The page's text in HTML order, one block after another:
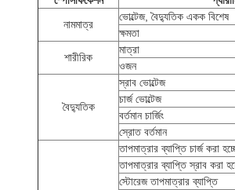
নামমাত্র
ভোল্টেজ, বৈদ্যুতিক একক বিশেষ
ক্ষমতা
শারীরিক
মাত্রা
ওজন
বৈদ্যুতিক
স্রাব ভোল্টেজ
চার্জ ভোল্টেজ
বর্তমান চার্জিং
স্রোত বর্তমান
তাপমাত্রার ব্যাপ্তি চার্জ করা
তাপমাত্রার ব্যাপ্তি স্রাব করা
স্টোরেজ তাপমাত্রার ব্যাপ্তি